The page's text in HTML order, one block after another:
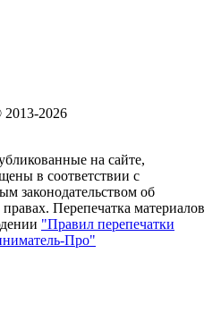
2026
на сайте,
в соответствии с
законодательством об
Перепечатка материалов
"Правил перепечатки
Про"